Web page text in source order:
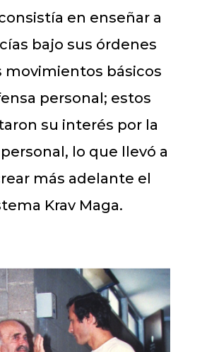
en enseñar a
bajo sus órdenes
movimientos básicos
personal; estos
su interés por la
lo que llevó a
más adelante el
Krav Maga.